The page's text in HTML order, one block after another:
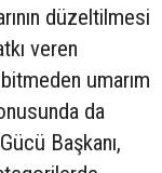
düzeltilmesi
veren
umarım
da
Başkanı,